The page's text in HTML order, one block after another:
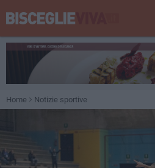
Home Notizie sportive